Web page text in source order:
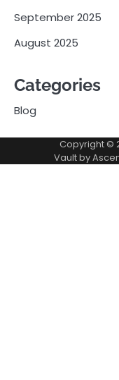
September 2025
August 2025
Categories
Blog
Copyright ©
Vault by